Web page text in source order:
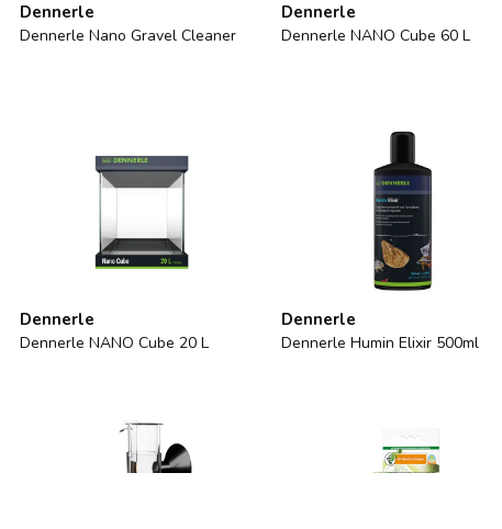
Dennerle
Dennerle Nano Gravel Cleaner
Dennerle
Dennerle NANO Cube 60 L
Dennerle
Dennerle NANO Cube 20 L
Dennerle
Dennerle Humin Elixir 500ml